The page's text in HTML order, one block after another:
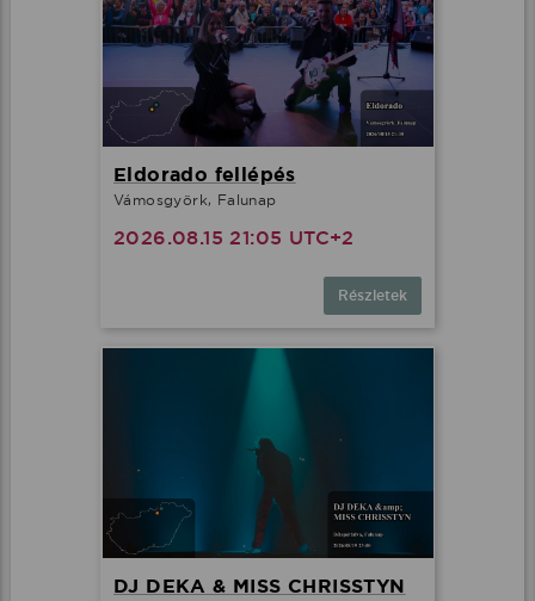
Eldorado fellépés
Vámosgyörk, Falunap
2026.08.15 21:05 UTC+2
Részletek
DJ DEKA & MISS CHRISSTYN